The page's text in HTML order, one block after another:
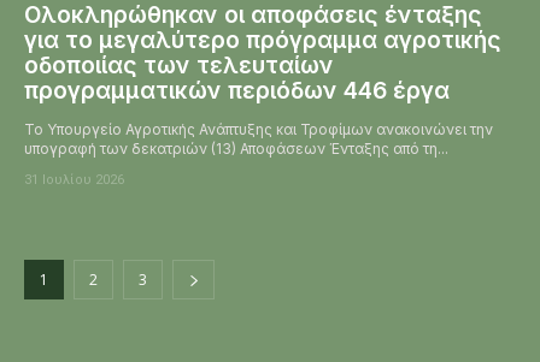
Ολοκληρώθηκαν οι αποφάσεις ένταξης
για το μεγαλύτερο πρόγραμμα αγροτικής
οδοποιίας των τελευταίων
προγραμματικών περιόδων 446 έργα
Το Υπουργείο Αγροτικής Ανάπτυξης και Τροφίμων ανακοινώνει την
υπογραφή των δεκατριών (13) Αποφάσεων Ένταξης από τη...
31 Ιουλίου 2026
1 2 3